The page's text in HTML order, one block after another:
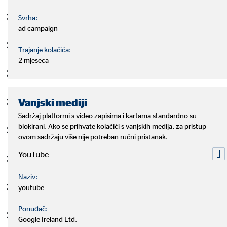
Porez
Troškovi lizinga
Troškovi prijevoza
Razne pretplate
Telefon i internet
Ugovor za mobitel
Pretplate na TV kanale
Naknade za čuvanje djece
Svrha:
ad campaign
Trajanje kolačića:
2 mjeseca
Vanjski mediji
Sadržaj platformi s video zapisima i kartama standardno su
blokirani. Ako se prihvate kolačići s vanjskih medija, za pristup
ovom sadržaju više nije potreban ručni pristanak.
YouTube
Naziv:
youtube
Ponuđač:
Google Ireland Ltd.